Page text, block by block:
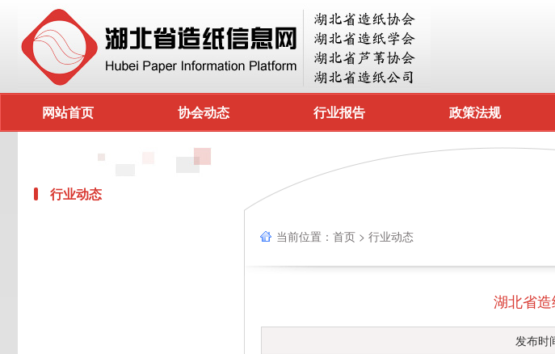
网站首页 协会动态 行业报告 政策法规
行业动态
当前位置： 首页 > 行业动态
湖北省
发布